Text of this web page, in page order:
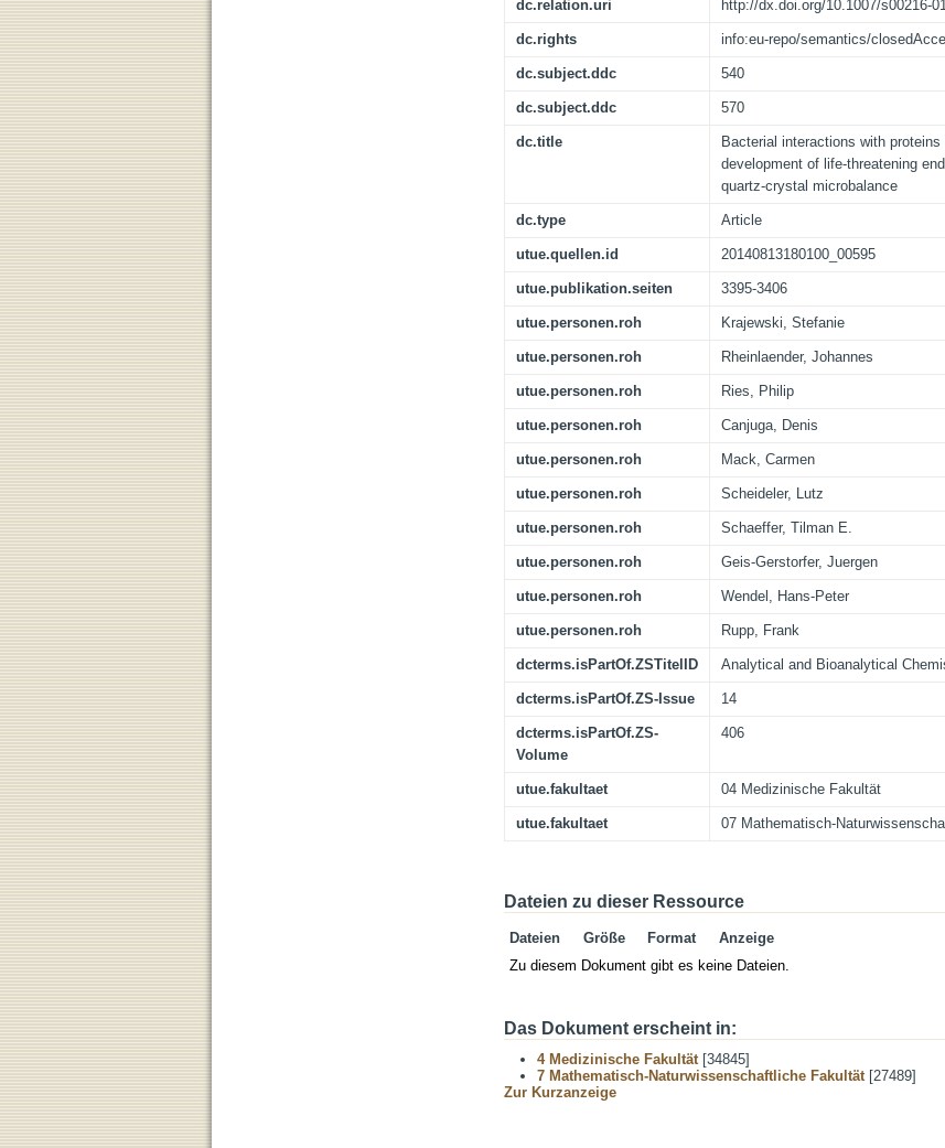
dc.relation.uri http://dx.doi.org/10.1007/s00216-
dc.rights info:eu-repo/semantics/
dc.subject.ddc 540
dc.subject.ddc 570
dc.title
Bacterial interactions with
development of life-threatening
quartz-crystal microbalance
dc.type Article
utue.quellen.id 20140813180100_00595
utue.publikation.seiten 3395-3406
utue.personen.roh Krajewski, Stefanie
utue.personen.roh Rheinlaender, Johannes
utue.personen.roh Ries, Philip
utue.personen.roh Canjuga, Denis
utue.personen.roh Mack, Carmen
utue.personen.roh Scheideler, Lutz
utue.personen.roh Schaeffer, Tilman E.
utue.personen.roh Geis-Gerstorfer, Juergen
utue.personen.roh Wendel, Hans-Peter
utue.personen.roh Rupp, Frank
dcterms.isPartOf.ZSTitelID Analytical and Bioanalytical
dcterms.isPartOf.ZS-Issue 14
dcterms.isPartOf.ZS-
Volume
406
utue.fakultaet 04 Medizinische Fakultät
utue.fakultaet 07 Mathematisch-
Dateien zu dieser Ressource
Dateien Größe Format
Anzeige
Zu diesem Dokument gibt es keine Dateien.
Das Dokument erscheint in:
4 Medizinische Fakultät[34845]
7 Mathematisch-Naturwissenschaftliche Fakultät[27489]
Zur Kurzanzeige